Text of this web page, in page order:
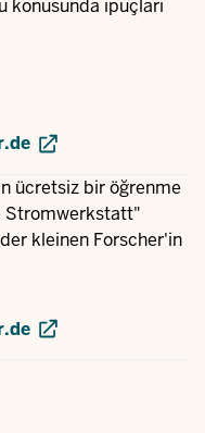
ipuçları
ücretsiz bir öğrenme
Stromwerkstatt"
kleinen Forscher'in